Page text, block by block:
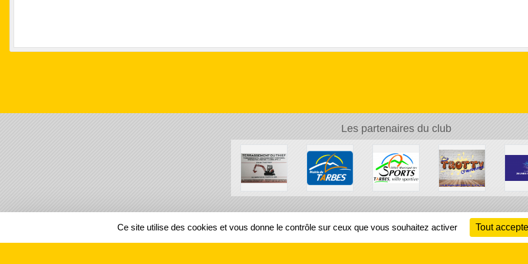
Les partenaires du club
REGIONS
Ce site utilise des cookies et vous donne le contrôle sur ceux que vous souhaitez activer Tout